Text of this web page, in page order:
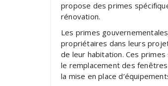
propose des primes
rénovation.
Les primes
propriétaires dans leurs
de leur habitation. Ces
le remplacement des
la mise en place